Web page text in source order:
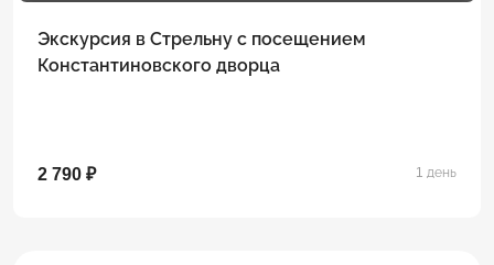
Экскурсия в Стрельну с посещением
Константиновского дворца
2 790 ₽ 1 день